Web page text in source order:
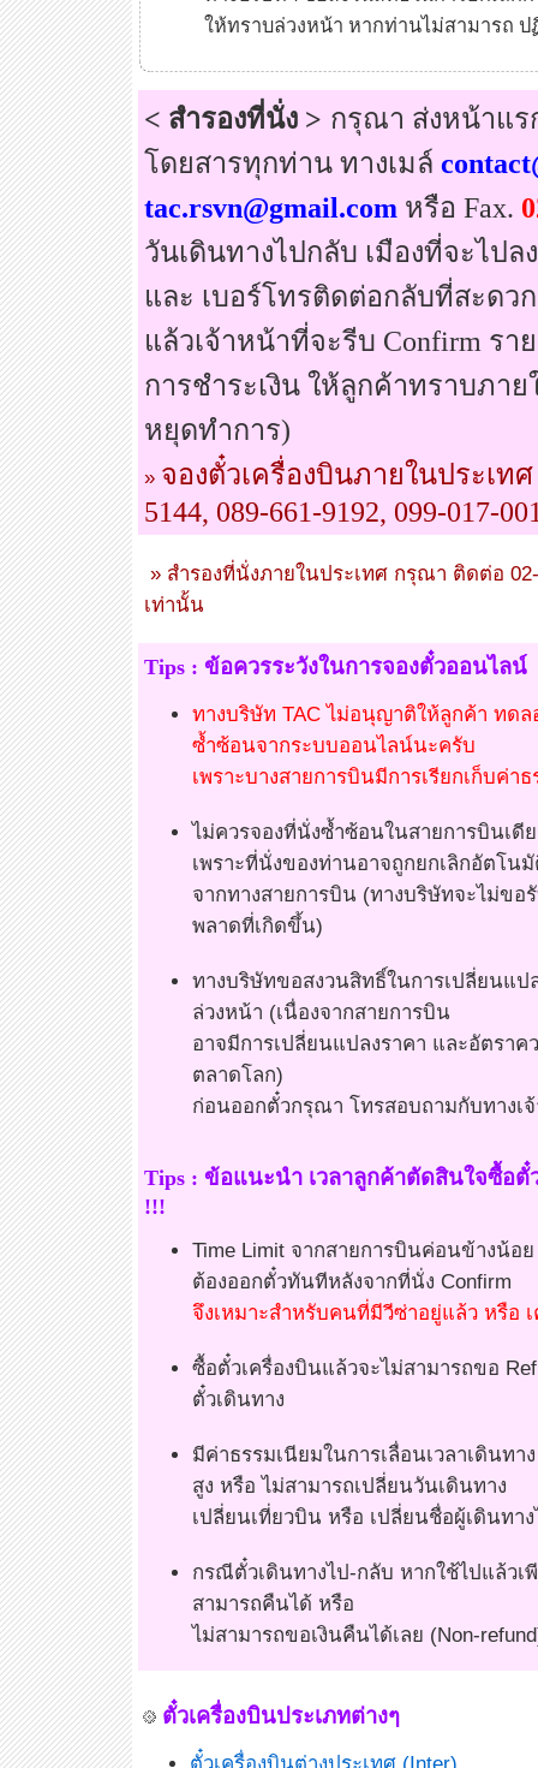
ให้ทราบล่วงหน้า หากท่านไม่สามารถ
< สำรองที่นั่ง > กรุณา ส่งหน้าแร
โดยสารทุกท่าน ทางเมล์
tac.rsvn@gmail.com หรือ Fax.
วันเดินทางไปกลับ เมืองที่จะไป
และ เบอร์โทรติดต่อกลับที่สะดว
แล้วเจ้าหน้าที่จะรีบ Confirm รา
การชำระเงิน ให้ลูกค้าทราบภา
หยุดทำการ)
» จองตั๋วเครื่องบินภายในประเท
5144, 089-661-9192, 099-017-
» สำรองที่นั่งภายในประเทศ กรุณา ติดต่อ
เท่านั้น
Tips : ข้อควรระวังในการจองตั๋วออนไลน์
ทางบริษัท TAC ไม่อนุญาติให้ลูกค้า ทดล
ซ้ำซ้อนจากระบบออนไลน์นะครับ
เพราะบางสายการบินมีการเรียกเก็บค่า
ไม่ควรจองที่นั่งซ้ำซ้อนในสายการบินเดี
เพราะที่นั่งของท่านอาจถูกยกเลิกอัตโน
จากทางสายการบิน (ทางบริษัทจะไม่ข
พลาดที่เกิดขึ้น)
ทางบริษัทขอสงวนสิทธิ์ในการเปลี่ยนแป
ล่วงหน้า (เนื่องจากสายการบิน
อาจมีการเปลี่ยนแปลงราคา และอัตรา
ตลาดโลก)
ก่อนออกตั๋วกรุณา โทรสอบถามกับทางเ
Tips : ข้อแนะนำ เวลาลูกค้าตัดสินใจซื้อตั๋
!!!
Time Limit จากสายการบินค่อนข้างน้อ
ต้องออกตั๋วทันทีหลังจากที่นั่ง Confirm
จึงเหมาะสำหรับคนที่มีวีซ่าอยู่แล้ว หรือ
ซื้อตั๋วเครื่องบินแล้วจะไม่สามารถขอ
ตั๋วเดินทาง
มีค่าธรรมเนียมในการเลื่อนเวลาเดินท
สูง หรือ ไม่สามารถเปลี่ยนวันเดินทาง
เปลี่ยนเที่ยวบิน หรือ เปลี่ยนชื่อผู้เดินทาง
กรณีตั๋วเดินทางไป-กลับ หากใช้ไปแล้วเ
สามารถคืนได้ หรือ
ไม่สามารถขอเงินคืนได้เลย (Non-
ตั๋วเครื่องบินประเภทต่างๆ